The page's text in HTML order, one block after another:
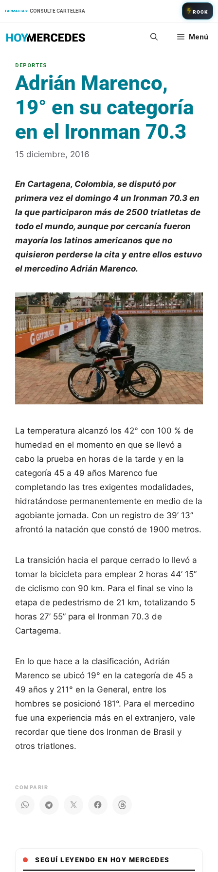
FARMACIAS: CONSULTE CARTELERA ROCK
Menú
Adrián Marenco,
19° en su categoría
en el Ironman 70.3
15 diciembre, 2016
En Cartagena, Colombia, se disputó por
primera vez el domingo 4 un Ironman 70.3 en
la que participaron más de 2500 triatletas de
todo el mundo, aunque por cercanía fueron
mayoría los latinos americanos que no
quisieron perderse la cita y entre ellos estuvo
el mercedino Adrián Marenco.
La temperatura alcanzó los 42° con 100 % de
humedad en el momento en que se llevó a
cabo la prueba en horas de la tarde y en la
categoría 45 a 49 años Marenco fue
completando las tres exigentes modalidades,
hidratándose permanentemente en medio de la
agobiante jornada. Con un registro de 39’ 13”
afrontó la natación que constó de 1900 metros.
La transición hacia el parque cerrado lo llevó a
tomar la bicicleta para emplear 2 horas 44’ 15”
de ciclismo con 90 km. Para el final se vino la
etapa de pedestrismo de 21 km, totalizando 5
horas 27’ 55” para el Ironman 70.3 de
Cartagema.
En lo que hace a la clasificación, Adrián
Marenco se ubicó 19° en la categoría de 45 a
49 años y 211° en la General, entre los
hombres se posicionó 181°. Para el mercedino
fue una experiencia más en el extranjero, vale
recordar que tiene dos Ironman de Brasil y
otros triatlones.
COMPARIR
SEGUÍ LEYENDO EN HOY MERCEDES